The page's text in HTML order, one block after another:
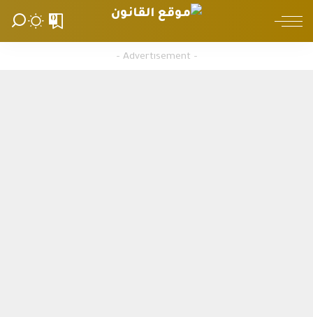
0
– Advertisement –